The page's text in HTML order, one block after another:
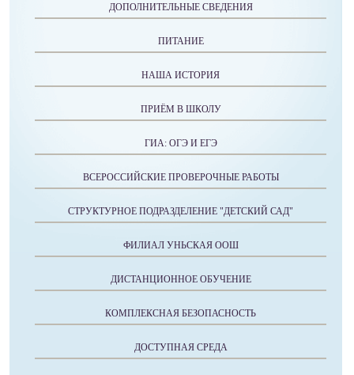
ДОПОЛНИТЕЛЬНЫЕ СВЕДЕНИЯ
ПИТАНИЕ
НАША ИСТОРИЯ
ПРИЁМ В ШКОЛУ
ГИА: ОГЭ И ЕГЭ
ВСЕРОССИЙСКИЕ ПРОВЕРОЧНЫЕ РАБОТЫ
СТРУКТУРНОЕ ПОДРАЗДЕЛЕНИЕ "ДЕТСКИЙ САД"
ФИЛИАЛ УНЬСКАЯ ООШ
ДИСТАНЦИОННОЕ ОБУЧЕНИЕ
КОМПЛЕКСНАЯ БЕЗОПАСНОСТЬ
ДОСТУПНАЯ СРЕДА